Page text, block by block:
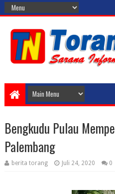
Bengkudu Pulau
Palembang
berita torang Juli 24, 2020 0